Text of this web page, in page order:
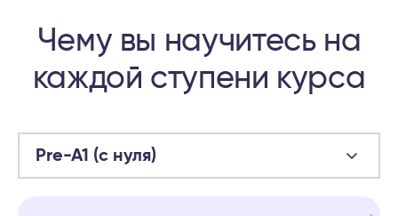
Чему вы научитесь на
каждой ступени курса